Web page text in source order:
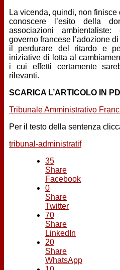
La vicenda, quindi, non
conoscere l’esito della
associazioni
governo francese l’adozione
il perdurare del ritardo e
iniziative di lotta al
i cui effetti certamente
rilevanti.
SCARICA L’ARTICOLO IN
Tribunale Amministrativo
Per il testo della sentenza
tribunal-administratif
35
Share
Facebook
0
Share
Twitter
70
Share
LinkedIn
20
Share
WhatsApp